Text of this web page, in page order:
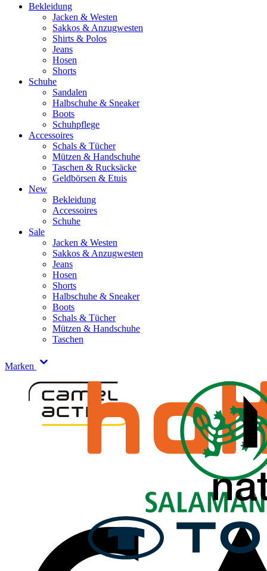
Bekleidung
Jacken & Westen
Sakkos & Anzugwesten
Shirts & Polos
Jeans
Hosen
Shorts
Schuhe
Sandalen
Halbschuhe & Sneaker
Boots
Schuhpflege
Accessoires
Schals & Tücher
Mützen & Handschuhe
Taschen & Rucksäcke
Geldbörsen & Etuis
New
Bekleidung
Accessoires
Schuhe
Sale
Jacken & Westen
Sakkos & Anzugwesten
Jeans
Hosen
Shorts
Halbschuhe & Sneaker
Boots
Schals & Tücher
Mützen & Handschuhe
Taschen
Marken